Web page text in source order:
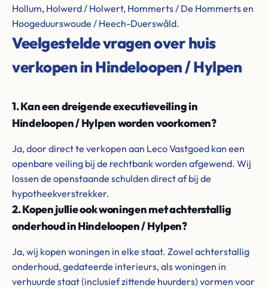
Hollum, Holwerd / Holwert, Hommerts / De Hommerts en
Hoogeduurswoude / Heech-Duerswâld.
Veelgestelde vragen over huis
verkopen in Hindeloopen / Hylpen
1. Kan een dreigende executieveiling in
Hindeloopen / Hylpen worden voorkomen?
Ja, door direct te verkopen aan Leco Vastgoed kan een
openbare veiling bij de rechtbank worden afgewend. Wij
lossen de openstaande schulden direct af bij de
hypotheekverstrekker.
2. Kopen jullie ook woningen met achterstallig
onderhoud in Hindeloopen / Hylpen?
Ja, wij kopen woningen in elke staat. Zowel achterstallig
onderhoud, gedateerde interieurs, als woningen in
verhuurde staat (inclusief zittende huurders) vormen voor